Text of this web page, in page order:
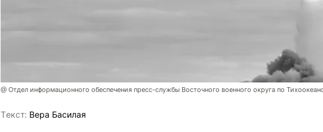
@ Отдел информационного обеспечения пресс-службы Восточного военного округа по
Tекст: Вера Басилая